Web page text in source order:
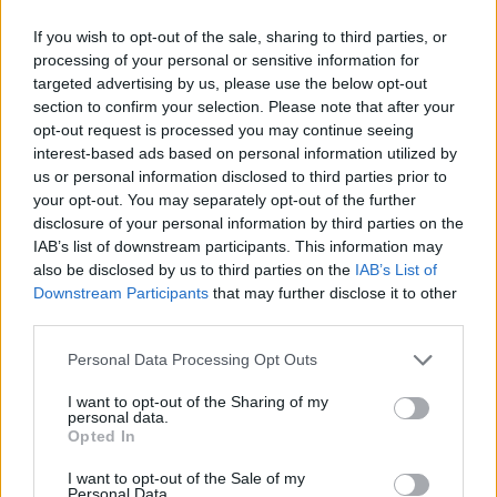
If you wish to opt-out of the sale, sharing to third parties, or
processing of your personal or sensitive information for
targeted advertising by us, please use the below opt-out
section to confirm your selection. Please note that after your
opt-out request is processed you may continue seeing
interest-based ads based on personal information utilized by
us or personal information disclosed to third parties prior to
your opt-out. You may separately opt-out of the further
disclosure of your personal information by third parties on the
IAB’s list of downstream participants. This information may
also be disclosed by us to third parties on the IAB’s List of
Downstream Participants that may further disclose it to other
Please note that this website/app uses one or more Google
not limited to your visit or usage behaviour. You may click to
grant or deny consent to Google and its third-party tags to
use your data for below specified purposes in below Google
consent section.
Personal Data Processing Opt Outs
I want to opt-out of the Sharing of my
personal data.
Opted In
I want to opt-out of the Sale of my
Personal Data.
L’edizione numero Zero si terrà a Secondigliano,
nella seconda metà di Ottobre 2014, la
organizziamo assieme al Laboratorio di Riscatto
Secondiglianese (Larsec), un progetto ideato e
promosso da Michele Somma e Vincenzo Strino,
altre due belle teste, un altro nodo importante, un
altro hub che condivide e moltiplica la nostra
ricerca. No no,nonnostranonnel senso di Moretti
perchéanche se il tuo web ha riempito le nostre
vite di connessioni, di condivisioni e di living links
tuo lavoro non è ancoro finito, c’è da mettere su il